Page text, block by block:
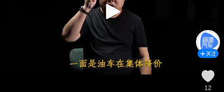
关注
12